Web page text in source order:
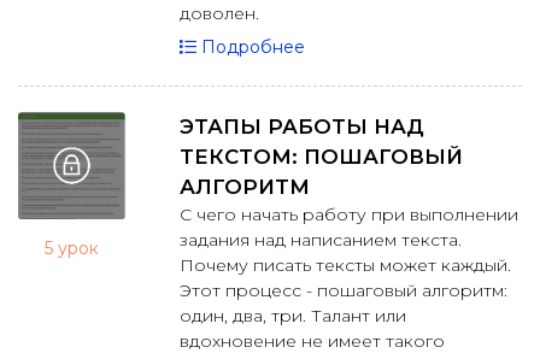
доволен.
Подробнее
5 урок
ЭТАПЫ РАБОТЫ НАД
ТЕКСТОМ: ПОШАГОВЫЙ
АЛГОРИТМ
С чего начать работу при выполнении
задания над написанием текста.
Почему писать тексты может каждый.
Этот процесс - пошаговый алгоритм:
один, два, три. Талант или
вдохновение не имеет такого